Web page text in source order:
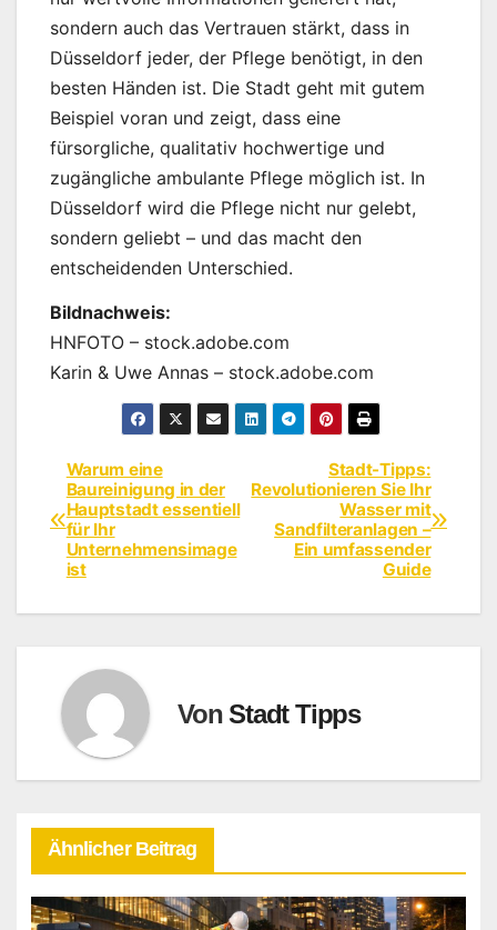
sondern auch das Vertrauen stärkt, dass in
Düsseldorf jeder, der Pflege benötigt, in den
besten Händen ist. Die Stadt geht mit gutem
Beispiel voran und zeigt, dass eine
fürsorgliche, qualitativ hochwertige und
zugängliche ambulante Pflege möglich ist. In
Düsseldorf wird die Pflege nicht nur gelebt,
sondern geliebt – und das macht den
entscheidenden Unterschied.
Bildnachweis:
HNFOTO – stock.adobe.com
Karin & Uwe Annas – stock.adobe.com
BeitragsnavigationStadt-Tipps:
Revolutionieren Sie Ihr
Wasser mit
Sandfilteranlagen –
Ein umfassender
Guide
Warum eine
Baureinigung in der
Hauptstadt essentiell
für Ihr
Unternehmensimage
ist
VonStadt Tipps
Ähnlicher Beitrag